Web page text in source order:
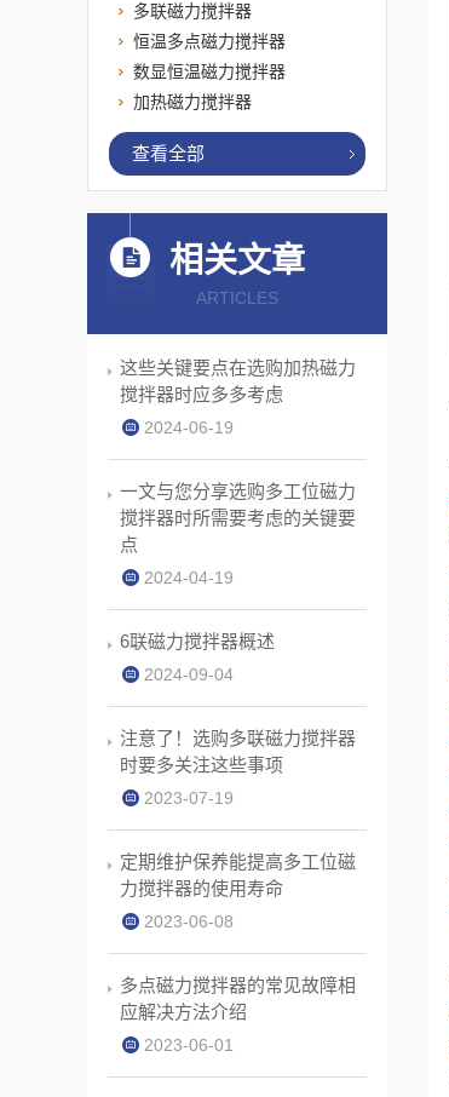
多联磁力搅拌器
恒温多点磁力搅拌器
数显恒温磁力搅拌器
加热磁力搅拌器
查看全部
相关文章
ARTICLES
这些关键要点在选购加热磁力
搅拌器时应多多考虑
2024-06-19
一文与您分享选购多工位磁力
搅拌器时所需要考虑的关键要
点
2024-04-19
6联磁力搅拌器概述
2024-09-04
注意了！选购多联磁力搅拌器
时要多关注这些事项
2023-07-19
定期维护保养能提高多工位磁
力搅拌器的使用寿命
2023-06-08
多点磁力搅拌器的常见故障相
应解决方法介绍
2023-06-01